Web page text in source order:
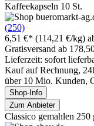
Kaffeekapseln 10 St.
(250)
6,51 €* (114,21 €/kg)
Gratisversand ab
Lieferzeit: sofort
Kauf auf Rechnung,
über 10 Mio. Kunden,
Shop-Info
Zum Anbieter
Classico gemahlen 250